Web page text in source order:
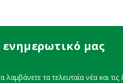
μας
τα τελευταία νέα και τις